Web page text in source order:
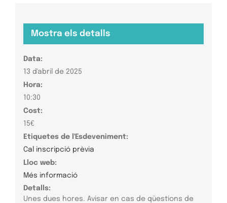
Mostra els detalls
Data:
13 d'abril de 2025
Hora:
10:30
Cost:
15€
Etiquetes de l'Esdeveniment:
Cal inscripció prèvia
Lloc web:
Més informació
Detalls:
Unes dues hores. Avisar en cas de qüestions de